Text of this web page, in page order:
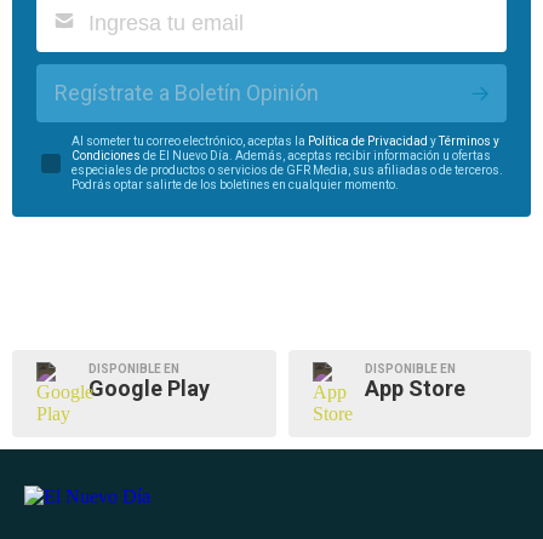
Regístrate a Boletín Opinión
Al someter tu correo electrónico, aceptas la Política de Privacidad yTérminos y
Condiciones de El Nuevo Día. Además, aceptas recibir información u ofertas
especiales de productos o servicios de GFR Media, sus afiliadas o de terceros.
Podrás optar salirte de los boletines en cualquier momento.
DISPONIBLE EN
Google Play
DISPONIBLE EN
App Store